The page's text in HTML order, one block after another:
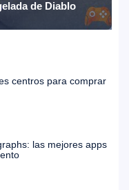
de Diablo
centros para comprar
las mejores apps